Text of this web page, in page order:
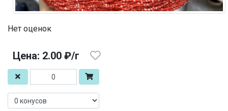
Нет оценок
Цена: 2.00 ₽/г